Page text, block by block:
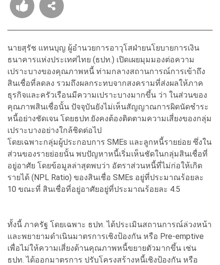
นายสุรัช แทนบุญ ผู้อำนวยการอาวุโสฝ่ายนโยบายการเงิน
ธนาคารแห่งประเทศไทย (ธปท.) เปิดเผยมุมมองต่อความ
เปราะบางของคุณภาพหนี้ ท่ามกลางสถานการณ์การเข้าถึง
สินเชื่อที่ลดลง รวมถึงผลกระทบจากสงครามที่ส่งผลให้ภาค
ธุรกิจและครัวเรือนมีความเปราะบางมากขึ้น ว่า ในส่วนของ
คุณภาพสินเชื่อนั้น ปัจจุบันยังไม่เห็นสัญญาณการผิดนัดชำระ
หนี้อย่างชัดเจน โดยธปท.ยังคงต้องติดตามความเสี่ยงของกลุ่ม
เปราะบางอย่างใกล้ชิดต่อไป
โดยเฉพาะกลุ่มผู้ประกอบการ SMEs และลูกหนี้รายย่อย ซึ่งใน
ส่วนของรายย่อยนั้น พบปัญหาหนี้เริ่มเห็นชัดในกลุ่มสินเชื่อที่
อยู่อาศัย โดยข้อมูลล่าสุดพบว่า อัตราส่วนหนี้ที่ไม่ก่อให้เกิด
รายได้ (NPL Ratio) ของสินเชื่อ SMEs อยู่ที่ประมาณร้อยละ
10 ขณะที่ สินเชื่อที่อยู่อาศัยอยู่ที่ประมาณร้อยละ 4.5
ทั้งนี้ ภาครัฐ โดยเฉพาะ ธปท. ได้ประเมินสถานการณ์ล่วงหน้า
และพยายามดำเนินมาตรการเชิงป้องกัน หรือ Pre-emptive
เพื่อไม่ให้ความเสี่ยงด้านคุณภาพหนี้ขยายตัวมากขึ้น เช่น
ธปท. ได้ออกมาตรการ ปรับโครงสร้างหนี้เชิงป้องกัน หรือ